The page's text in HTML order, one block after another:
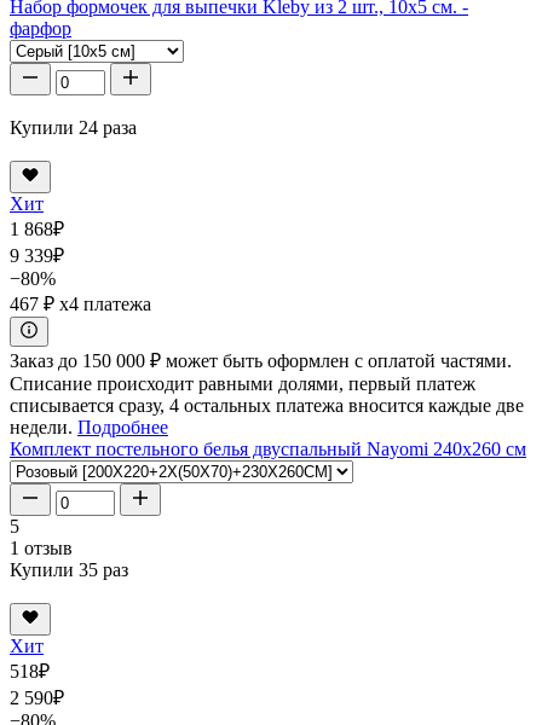
Набор формочек для выпечки Kleby из 2 шт., 10x5 см. -
фарфор
Купили 24 раза
Хит
1 868₽
9 339₽
−80%
467 ₽ x4 платежа
Заказ до 150 000 ₽ может быть оформлен с оплатой частями.
Списание происходит равными долями, первый платеж
списывается сразу, 4 остальных платежа вносится каждые две
недели. Подробнее
Комплект постельного белья двуспальный Nayomi 240x260 см
5
1 отзыв
Купили 35 раз
Хит
518₽
2 590₽